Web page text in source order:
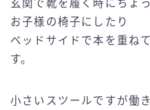
玄関で靴を履く時にちょ
お子様の椅子にしたり
ベッドサイドで本を重ね
す。
小さいスツールですが働